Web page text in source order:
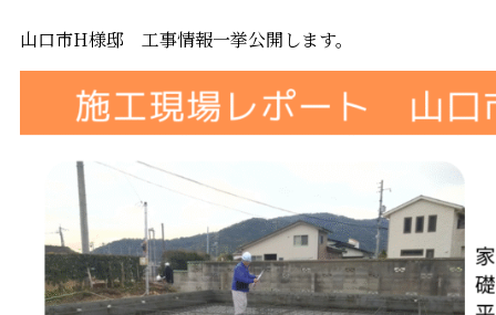
山口市H様邸 工事情報一挙公開します。